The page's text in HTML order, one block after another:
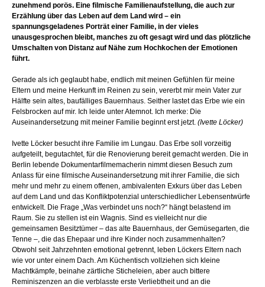
zunehmend porös. Eine filmische Familienaufstellung, die auch zur
Erzählung über das Leben auf dem Land wird – ein
spannungsgeladenes Porträt einer Familie, in der vieles
unausgesprochen bleibt, manches zu oft gesagt wird und das plötzliche
Umschalten von Distanz auf Nähe zum Hochkochen der Emotionen
führt.
Gerade als ich geglaubt habe, endlich mit meinen Gefühlen für meine
Eltern und meine Herkunft im Reinen zu sein, vererbt mir mein Vater zur
Hälfte sein altes, baufälliges Bauernhaus. Seither lastet das Erbe wie ein
Felsbrocken auf mir. Ich leide unter Atemnot. Ich merke: Die
Auseinandersetzung mit meiner Familie beginnt erst jetzt. (Ivette Löcker)
Ivette Löcker besucht ihre Familie im Lungau. Das Erbe soll vorzeitig
aufgeteilt, begutachtet, für die Renovierung bereit gemacht werden. Die in
Berlin lebende Dokumentarfilmemacherin nimmt diesen Besuch zum
Anlass für eine filmische Auseinandersetzung mit ihrer Familie, die sich
mehr und mehr zu einem offenen, ambivalenten Exkurs über das Leben
auf dem Land und das Konfliktpotenzial unterschiedlicher Lebensentwürfe
entwickelt. Die Frage „Was verbindet uns noch?“ hängt belastend im
Raum. Sie zu stellen ist ein Wagnis. Sind es vielleicht nur die
gemeinsamen Besitztümer – das alte Bauernhaus, der Gemüsegarten, die
Tenne –, die das Ehepaar und ihre Kinder noch zusammenhalten?
Obwohl seit Jahrzehnten emotional getrennt, leben Löckers Eltern nach
wie vor unter einem Dach. Am Küchentisch vollziehen sich kleine
Machtkämpfe, beinahe zärtliche Sticheleien, aber auch bittere
Reminiszenzen an die verblasste erste Verliebtheit und an die